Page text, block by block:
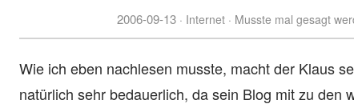
2006-09-13 Internet Musste mal gesagt
Wie ich eben nachlesen musste, macht der Klaus
natürlich sehr bedauerlich, da sein Blog mit zu den